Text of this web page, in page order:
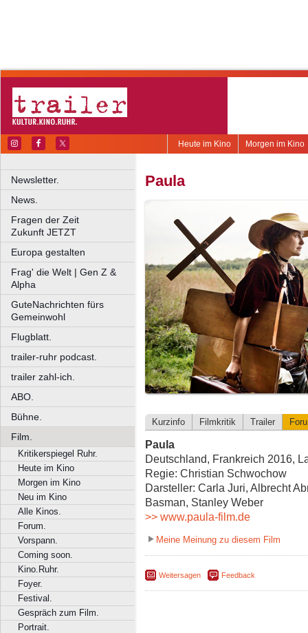
Morgen im Kino
Heute im Kino
Newsletter.
News.
Fragen der Zeit
Zukunft JETZT
Europa gestalten
Frag' die Welt | Gen Z &
Alpha
GuteNachrichten fürs
Gemeinwohl
Flugblatt.
trailer-ruhr podcast.
trailer zahl-ich.
ABO.
Bühne.
Film.
Kritikerspiegel Ruhr.
Heute im Kino
Morgen im Kino
Neu im Kino
Alle Kinos.
Forum.
Vorspann.
Coming soon.
Kino.Ruhr.
Foyer.
Festival.
Gespräch zum Film.
Portrait.
Paula
Kurzinfo Filmkritik Trailer
Paula
Deutschland, Frankreich 2016,
Regie: Christian Schwochow
Darsteller: Carla Juri, Albrecht
Basman, Stanley Weber
>> www.paula-film.de
Meine Meinung zu diesem Film
Weitersagen Feedback